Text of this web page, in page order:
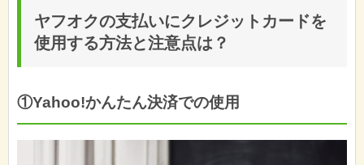
ヤフオクの支払いにクレジットカードを
使用する方法と注意点は？
①Yahoo!かんたん決済での使用